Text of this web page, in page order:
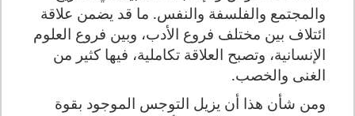
والمجتمع والفلسفة والنفس. ما قد يضمن علاقة
ائتلاف بين مختلف فروع الأدب، وبين فروع العلوم
الإنسانية، وتصبح العلاقة تكاملية، فيها كثير من
الغنى والخصب.
ومن شأن هذا أن يزيل التوجس الموجود بقوة